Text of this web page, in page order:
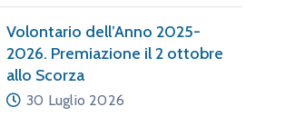
Volontario dell’Anno 2025-
2026. Premiazione il 2 ottobre
allo Scorza
30 Luglio 2026